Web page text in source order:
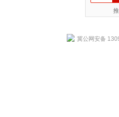
冀公网安备